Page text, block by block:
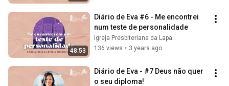
48:53
Diário de Eva #6 - Me encontrei
num teste de personalidade
Igreja Presbiteriana da Lapa
136 views • 3 years ago
Diário de Eva - #7 Deus não quer
o seu diploma!